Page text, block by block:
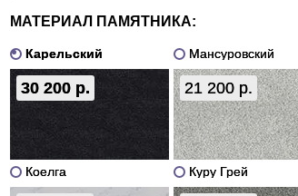
МАТЕРИАЛ ПАМЯТНИКА:
Карельский
30 200 р.
Мансуровский
21 200 р.
Коелга Куру Грей